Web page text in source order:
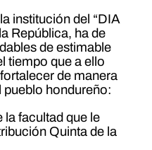
institución del “DIA
República, ha de
de estimable
tiempo que a ello
de manera
pueblo hondureño:
la facultad que le
Quinta de la